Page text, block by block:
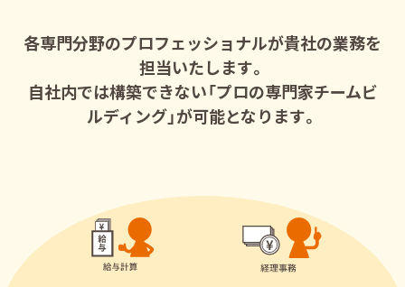
各専門分野のプロフェッショナルが貴社の業務を
担当いたします。
自社内では構築できない「プロの専門家チームビ
ルディング」が可能となります。